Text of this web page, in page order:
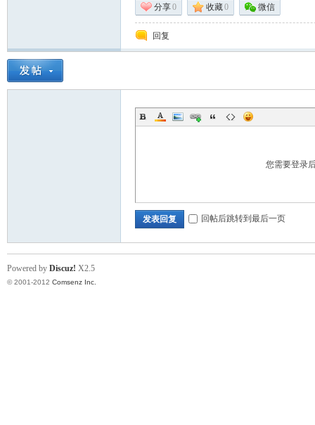
阀
分享0 收藏0 微信
回复
您需要登录
发表回复 回帖后跳转到最后一页
Powered by Discuz! X2.5
© 2001-2012 Comsenz Inc.